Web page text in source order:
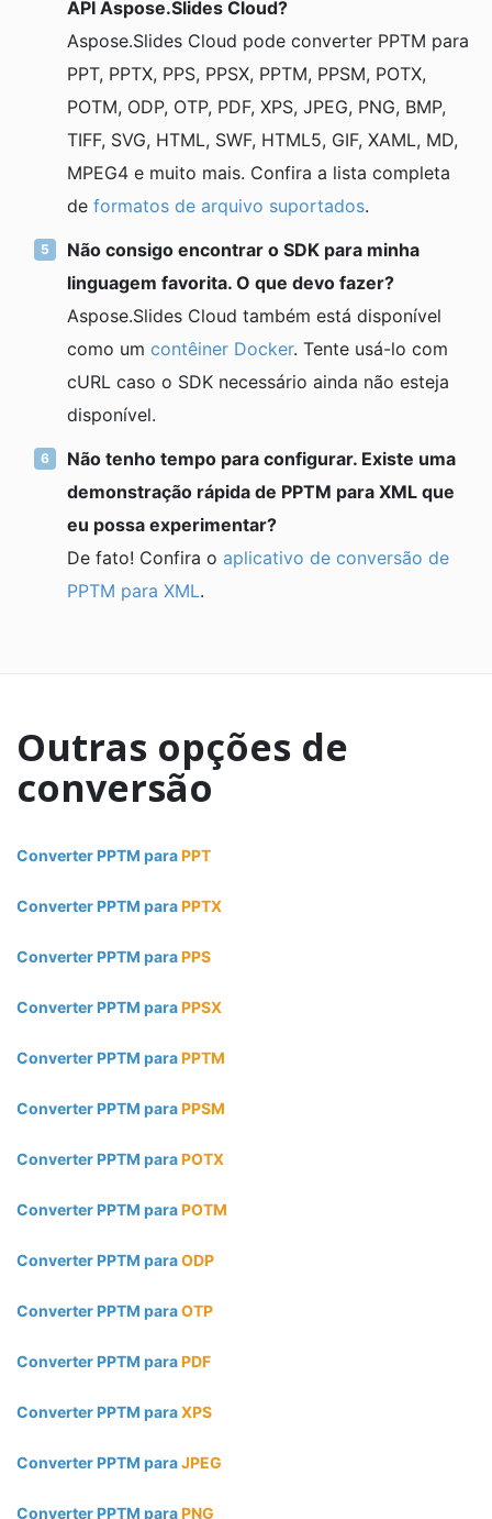
API Aspose.Slides Cloud?
Aspose.Slides Cloud pode converter PPTM para
PPT, PPTX, PPS, PPSX, PPTM, PPSM, POTX,
POTM, ODP, OTP, PDF, XPS, JPEG, PNG, BMP,
TIFF, SVG, HTML, SWF, HTML5, GIF, XAML, MD,
MPEG4 e muito mais. Confira a lista completa
de formatos de arquivo suportados.
Não consigo encontrar o SDK para minha
linguagem favorita. O que devo fazer?
Aspose.Slides Cloud também está disponível
como um contêiner Docker. Tente usá-lo com
cURL caso o SDK necessário ainda não esteja
disponível.
Não tenho tempo para configurar. Existe uma
demonstração rápida de PPTM para XML que
eu possa experimentar?
De fato! Confira o aplicativo de conversão de
PPTM para XML.
Outras opções de
conversão
Converter PPTM paraPPT
Converter PPTM paraPPTX
Converter PPTM paraPPS
Converter PPTM paraPPSX
Converter PPTM paraPPTM
Converter PPTM paraPPSM
Converter PPTM paraPOTX
Converter PPTM paraPOTM
Converter PPTM paraODP
Converter PPTM paraOTP
Converter PPTM paraPDF
Converter PPTM paraXPS
Converter PPTM paraJPEG
Converter PPTM paraPNG